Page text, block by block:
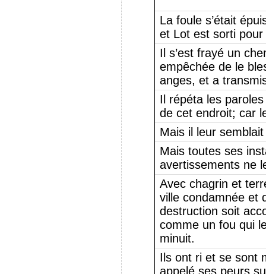
La foule s’était
et Lot est sorti
Il s’est frayé un
empêchée de le
anges, et a
Il répéta les
de cet endroit; car
Mais il leur
Mais toutes ses
avertissements ne
Avec chagrin et
ville condamnée et
destruction soit
comme un fou qui
minuit.
Ils ont ri et se sont
appelé ses peurs